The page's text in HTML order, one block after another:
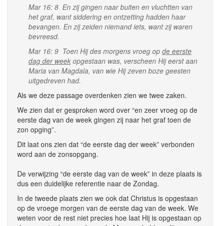
Mar 16: 8 En zij gingen naar buiten en vluchtten van
het graf, want siddering en ontzetting hadden haar
bevangen. En zij zeiden niemand iets, want zij waren
bevreesd.
Mar 16: 9 Toen Hij des morgens vroeg op de eerste
dag der week opgestaan was, verscheen Hij eerst aan
Maria van Magdala, van wie Hij zeven boze geesten
uitgedreven had.
Als we deze passage overdenken zien we twee zaken.
We zien dat er gesproken word over “en zeer vroeg op de
eerste dag van de week gingen zij naar het graf toen de
zon opging”.
Dit laat ons zien dat “de eerste dag der week” verbonden
word aan de zonsopgang.
De verwijzing “de eerste dag van de week” in deze plaats is
dus een duidelijke referentie naar de Zondag.
In de tweede plaats zien we ook dat Christus is opgestaan
op de vroege morgen van de eerste dag van de week. We
weten voor de rest niet precies hoe laat Hij is opgestaan op